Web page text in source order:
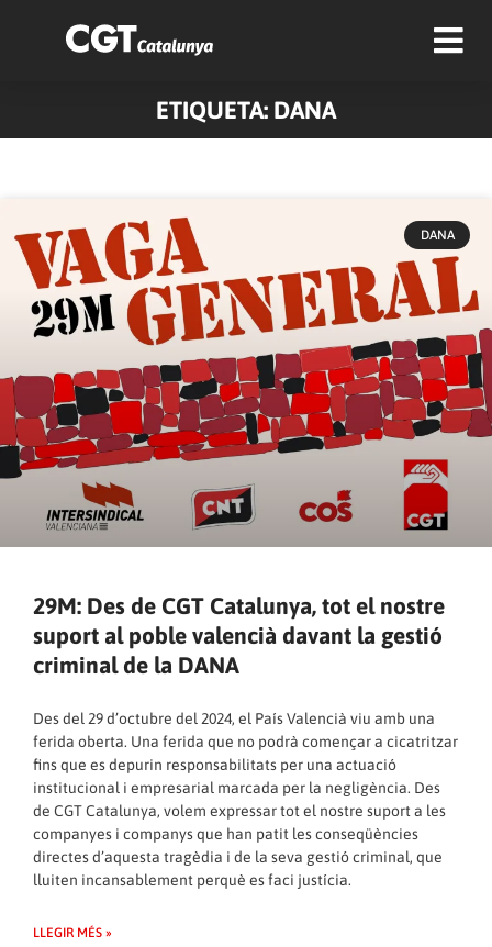
ETIQUETA: DANA
DANA
29M: Des de CGT Catalunya, tot el nostre
suport al poble valencià davant la gestió
criminal de la DANA
Des del 29 d’octubre del 2024, el País Valencià viu amb una
ferida oberta. Una ferida que no podrà començar a cicatritzar
fins que es depurin responsabilitats per una actuació
institucional i empresarial marcada per la negligència. Des
de CGT Catalunya, volem expressar tot el nostre suport a les
companyes i companys que han patit les conseqüències
directes d’aquesta tragèdia i de la seva gestió criminal, que
lluiten incansablement perquè es faci justícia.
LLEGIR MÉS »